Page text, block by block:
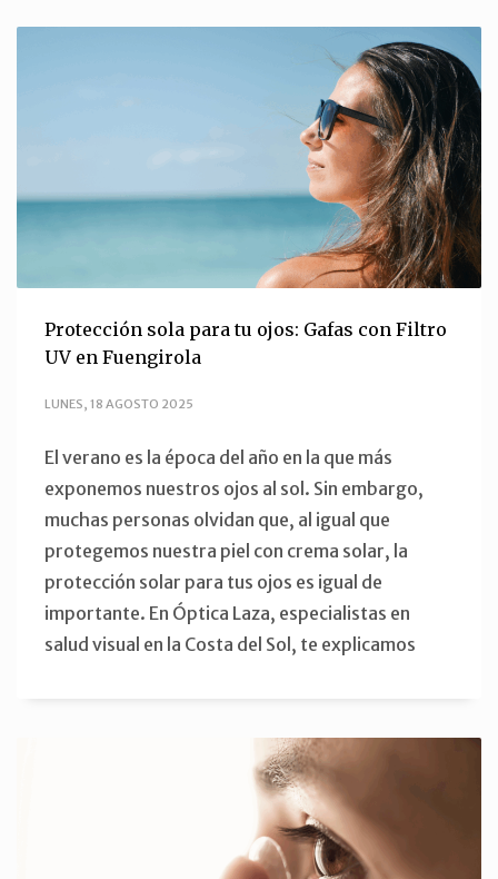
Protección sola para tu ojos: Gafas con Filtro
UV en Fuengirola
LUNES, 18 AGOSTO 2025
El verano es la época del año en la que más
exponemos nuestros ojos al sol. Sin embargo,
muchas personas olvidan que, al igual que
protegemos nuestra piel con crema solar, la
protección solar para tus ojos es igual de
importante. En Óptica Laza, especialistas en
salud visual en la Costa del Sol, te explicamos